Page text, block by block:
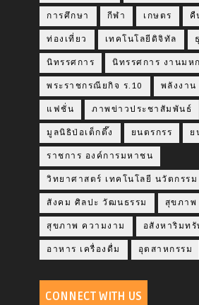
การศึกษา กีฬา เกษตร คื
ท่องเที่ยว เทคโนโลยีดิจิทัล
นิทรรศการ นิทรรศการ งานมห
พระราชกรณียกิจ ร.10 พลังงา
แฟชั่น ภาพข่าวประชาสัมพันธ์
มูลนิธิป่อเต็กตึ๊ง ยนตรกรร ย
ราชการ องค์การมหาชน
วิทยาศาสตร์ เทคโนโลยี นวัตกรรม
สังคม ศิลปะ วัฒนธรรม สุขภาพ
สุขภาพ ความงาม อสังหาริมทรั
อาหาร เครื่องดื่ม อุตสาหกรรม
CONNECT WITH US